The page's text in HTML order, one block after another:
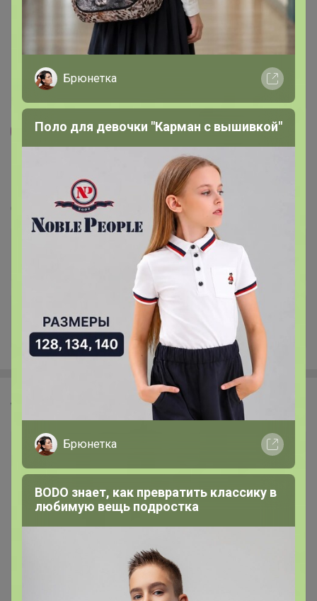
84 4.2K 3.4K 326 15
чипсы! *** АРАХИС XXL
Стоп 12 августа
+158
Брюнетка
Поло для девочки "Карман с вышивкой"
Брюнетка
BODO знает, как превратить классику в
любимую вещь подростка